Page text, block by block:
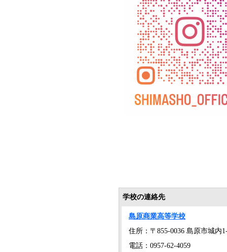
学校の連絡先
島原商業高等学校
住所：〒855-0036 島原市城内
電話：0957-62-4059